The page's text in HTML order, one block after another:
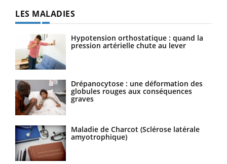
LES MALADIES
Hypotension orthostatique : quand la
pression artérielle chute au lever
Drépanocytose : une déformation des
globules rouges aux conséquences
graves
Maladie de Charcot (Sclérose latérale
amyotrophique)